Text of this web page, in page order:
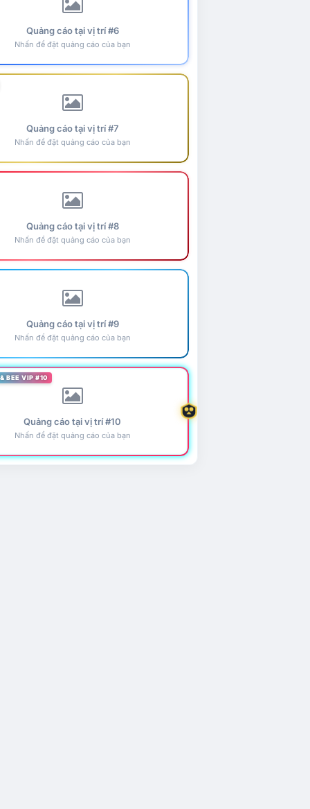
Quảng cáo tại vị trí #6
Nhấn để đặt quảng cáo của bạn
Quảng cáo tại vị trí #7
Nhấn để đặt quảng cáo của bạn
Quảng cáo tại vị trí #8
Nhấn để đặt quảng cáo của bạn
Quảng cáo tại vị trí #9
Nhấn để đặt quảng cáo của bạn
BEE VIP #10
Quảng cáo tại vị trí #10
Nhấn để đặt quảng cáo của bạn